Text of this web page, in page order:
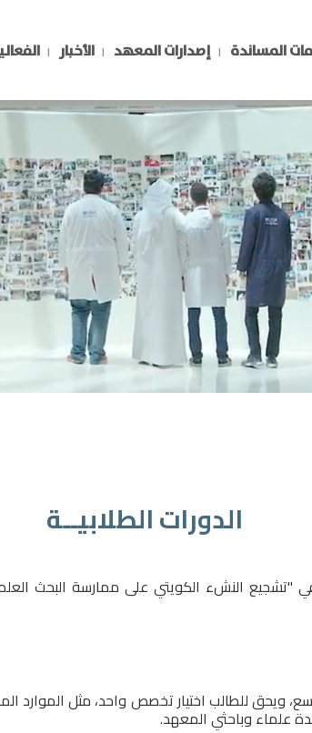
المساندة إصدارات المعهد الأخبار
الدورات الطلابيــة
"تشجيع النشء الكويتي على ممارسة البحث
للطالب اختيار تخصص واحد، مثل الموارد
علماء وباحثي المعهد.